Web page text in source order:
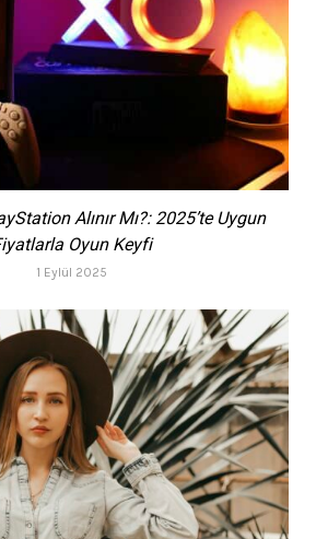
Alınır Mı?: 2025’te Uygun
Oyun Keyfi
1 Eylül 2025